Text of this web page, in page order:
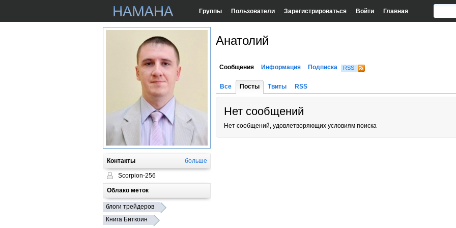
Группы Пользователи Зарегистрироваться Войти Главная
Контакты больше
Scorpion-256
Облако меток
блоги трейдеров
Книга Биткоин
Анатолий
Сообщения Информация Подписка RSS
Все Посты Твиты RSS
Нет сообщений
Нет сообщений, удовлетворяющих условиям поиска